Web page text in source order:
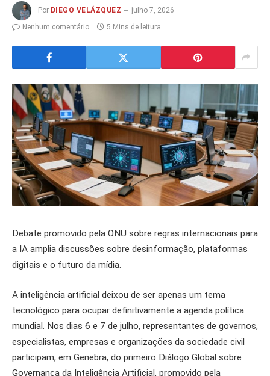
Por DIEGO VELÁZQUEZ
julho 7, 2026
Nenhum comentário
5 Mins de leitura
Debate promovido pela ONU sobre regras internacionais para
a IA amplia discussões sobre desinformação, plataformas
digitais e o futuro da mídia.
A inteligência artificial deixou de ser apenas um tema
tecnológico para ocupar definitivamente a agenda política
mundial. Nos dias 6 e 7 de julho, representantes de governos,
especialistas, empresas e organizações da sociedade civil
participam, em Genebra, do primeiro Diálogo Global sobre
Governança da Inteligência Artificial, promovido pela